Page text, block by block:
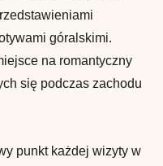
góralskimi.
na romantyczny
się podczas zachodu
punkt każdej wizyty w